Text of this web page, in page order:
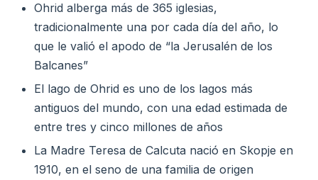
Ohrid alberga más de 365 iglesias,
tradicionalmente una por cada día del año, lo
que le valió el apodo de “la Jerusalén de los
Balcanes”
El lago de Ohrid es uno de los lagos más
antiguos del mundo, con una edad estimada de
entre tres y cinco millones de años
La Madre Teresa de Calcuta nació en Skopje en
1910, en el seno de una familia de origen